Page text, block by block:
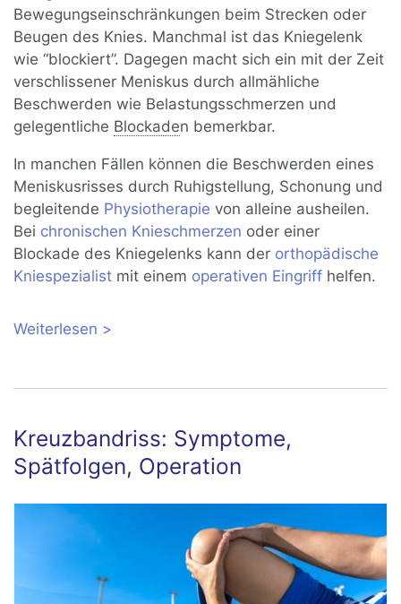
Bewegungseinschränkungen beim Strecken oder
Beugen des Knies. Manchmal ist das Kniegelenk
wie “blockiert”. Dagegen macht sich ein mit der Zeit
verschlissener Meniskus durch allmähliche
Beschwerden wie Belastungsschmerzen und
gelegentliche Blockaden bemerkbar.
In manchen Fällen können die Beschwerden eines
Meniskusrisses durch Ruhigstellung, Schonung und
begleitende Physiotherapie von alleine ausheilen.
Bei chronischen Knieschmerzen oder einer
Blockade des Kniegelenks kann der orthopädische
Kniespezialist mit einem operativen Eingriff helfen.
Weiterlesen über Meniskusriss: Symptome,
Kreuzbandriss: Symptome,
Spätfolgen, Operation